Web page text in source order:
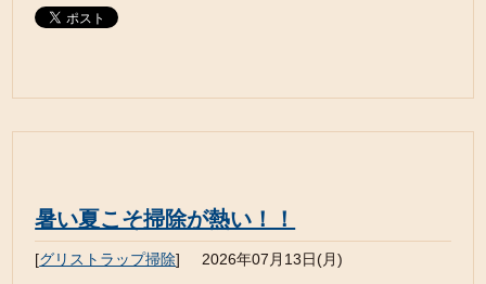
暑い夏こそ掃除が熱い！！
[グリストラップ掃除] 2026年07月13日(月)